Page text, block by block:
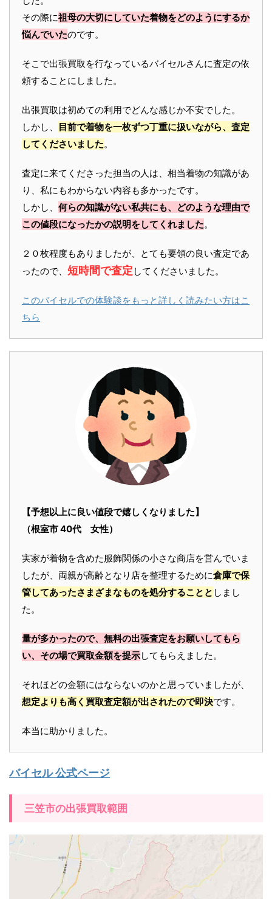
その際に祖母の大切にしていた着物をどのようにするか
悩んでいたのです。
そこで出張買取を行なっているバイセルさんに査定の依
頼することにしました。
出張買取は初めての利用でどんな感じか不安でした。
しかし、
目前で着物を一枚ずつ丁重に扱いながら、査定
してくださいました。
査定に来てくださった担当の人は、相当着物の知識があ
り、私にもわからない内容も多かったです。
しかし、 何らの知識がない私共にも、どのような理由で
この値段になったかの説明をしてくれました。
２０枚程度もありましたが、とても要領の良い査定であ
ったので、 短時間で査定 してくださいました。
このバイセルでの体験談をもっと詳しく読みたい方はこ
ちら
【予想以上に良い値段で嬉しくなりました】
（根室市 40代 女性）
実家が着物を含めた服飾関係の小さな商店を営んでいま
したが、両親が高齢となり店を整理するために倉庫で保
管してあったさまざまなものを処分することと しまし
た。
量が多かったので、無料の出張査定をお願いしてもら
い、その場で買取金額を提示してもらえました。
それほどの金額にはならないのかと思っていましたが、
想定よりも高く買取査定額が出されたので即決です。
本当に助かりました。
バイセル 公式ページ
三笠市の出張買取範囲